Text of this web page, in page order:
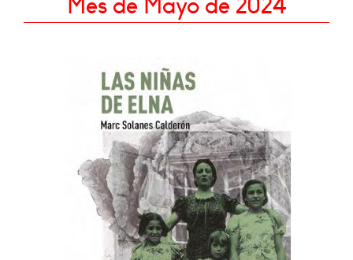
Mes de Mayo de 2024